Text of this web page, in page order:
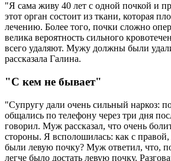
"Я сама живу 40 лет с одной почкой и
этот орган состоит из ткани, которая
лечению. Более того, почки сложно
велика вероятность сильного
всего удаляют. Мужу должны были
рассказала Галина.
"С кем не бывает"
"Супругу дали очень сильный наркоз:
общались по телефону через три дня
говорил. Муж рассказал, что очень
стороны. Я всполошилась: как с
были левую почку? Муж ответил, что,
легче было достать левую почку.